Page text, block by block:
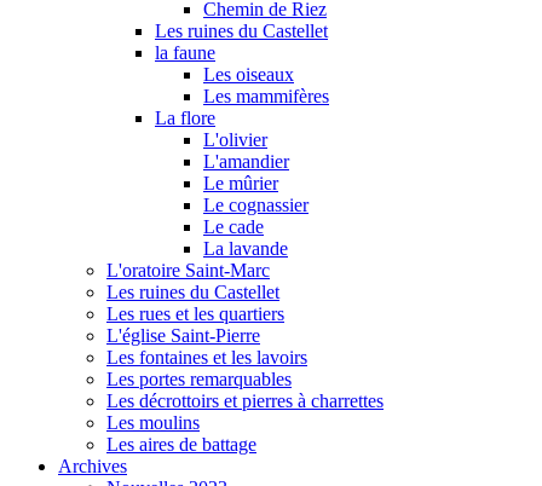
Chemin de Riez
Les ruines du Castellet
la faune
Les oiseaux
Les mammifères
La flore
L'olivier
L'amandier
Le mûrier
Le cognassier
Le cade
La lavande
L'oratoire Saint-Marc
Les ruines du Castellet
Les rues et les quartiers
L'église Saint-Pierre
Les fontaines et les lavoirs
Les portes remarquables
Les décrottoirs et pierres à charrettes
Les moulins
Les aires de battage
Archives